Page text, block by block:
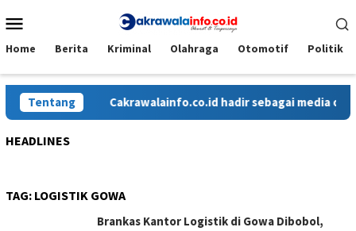
ke
Mobile
Home Berita Kriminal Olahraga Otomotif Politik
Tentang Cakrawalainfo.co.id hadir sebagai media
HEADLINES
TAG: LOGISTIK GOWA
Brankas Kantor Logistik di Gowa Dibobol,